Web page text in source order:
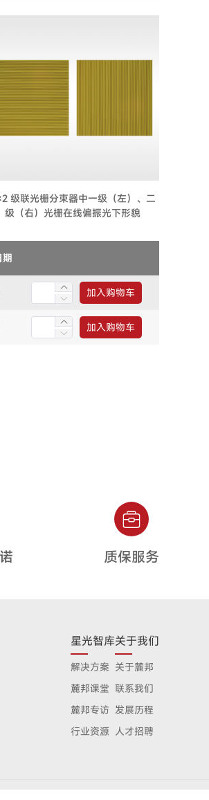
级联光栅分束器中一级（左）、二
级（右）光栅在线偏振光下形貌
期
加入购物车
加入购物车
质保服务
星光智库
解决方案
麓邦课堂
麓邦专访
行业资源
关于我们
关于麓邦
联系我们
发展历程
人才招聘